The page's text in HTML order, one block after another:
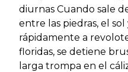
diurnas Cuando sale
entre las piedras, el
rápidamente a
floridas, se detiene
larga trompa en el